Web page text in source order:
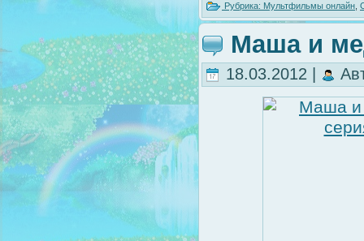
Рубрика: Мультфильмы онлайн
Маша и
18.03.2012 |